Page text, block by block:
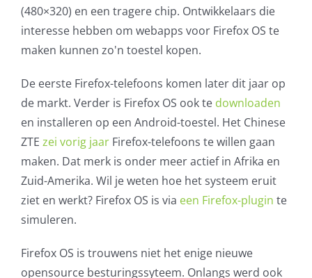
WordPress SLA Contract
(480×320) en een tragere chip. Ontwikkelaars die
interesse hebben om webapps voor Firefox OS te
maken kunnen zo'n toestel kopen.
De eerste Firefox-telefoons komen later dit jaar op
de markt. Verder is Firefox OS ook te downloaden
en installeren op een Android-toestel. Het Chinese
ZTE zei vorig jaarFirefox-telefoons te willen gaan
maken. Dat merk is onder meer actief in Afrika en
Zuid-Amerika. Wil je weten hoe het systeem eruit
ziet en werkt? Firefox OS is via een Firefox-plugin te
simuleren.
Firefox OS is trouwens niet het enige nieuwe
opensource besturingssyteem. Onlangs werd ook